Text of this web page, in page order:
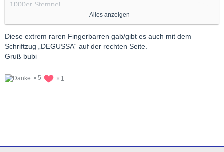
1000er Stempel
Scheideanstalt Frankfurt am Main
Alter unbekannt
Alles anzeigen
Diese extrem raren Fingerbarren gab/gibt es auch mit dem
Schriftzug „DEGUSSA“ auf der rechten Seite.
Gruß bubi
5 1